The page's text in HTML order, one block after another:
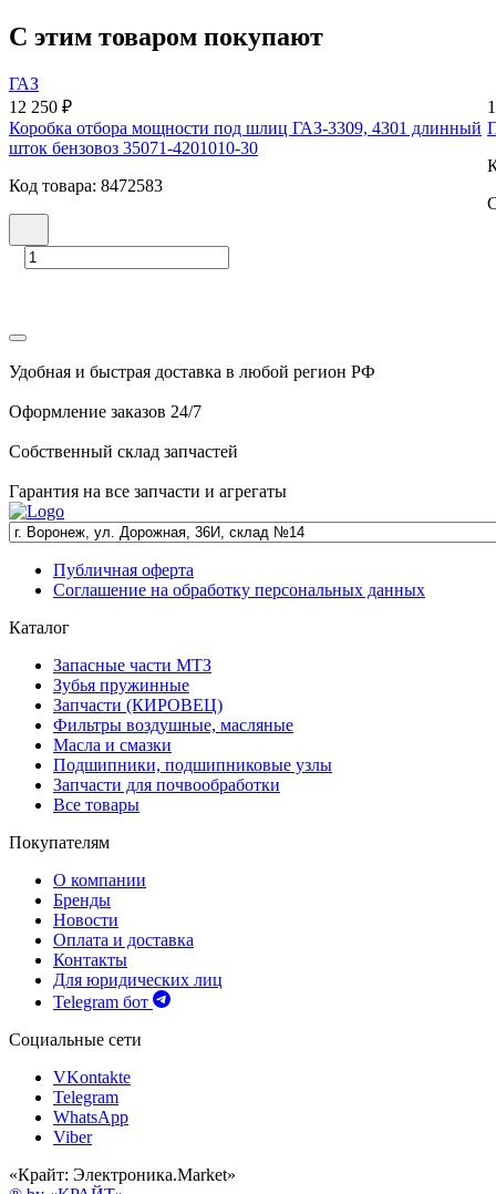
С этим товаром покупают
ГАЗ
12 250 ₽
Коробка отбора мощности под шлиц ГАЗ-3309, 4301 длинный
шток бензовоз 35071-4201010-30
Код товара: 8472583
Удобная и быстрая доставка в любой регион РФ
Оформление заказов 24/7
Собственный склад запчастей
Гарантия на все запчасти и агрегаты
Публичная оферта
Соглашение на обработку персональных данных
Каталог
Запасные части МТЗ
Зубья пружинные
Запчасти (КИРОВЕЦ)
Фильтры воздушные, масляные
Масла и смазки
Подшипники, подшипниковые узлы
Запчасти для почвообработки
Все товары
Покупателям
О компании
Бренды
Новости
Оплата и доставка
Контакты
Для юридических лиц
Telegram бот
Социальные сети
VKontakte
Telegram
WhatsApp
Viber
«Крайт: Электроника.Market»